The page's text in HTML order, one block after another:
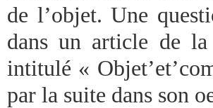
de l’objet. Une
dans un article de
intitulé «
par la suite dans son